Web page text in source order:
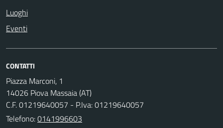
Luoghi
Eventi
CONTATTI
Piazza Marconi, 1
14026 Piova Massaia (AT)
C.F. 01219640057 - P.Iva: 01219640057
Telefono:0141996603